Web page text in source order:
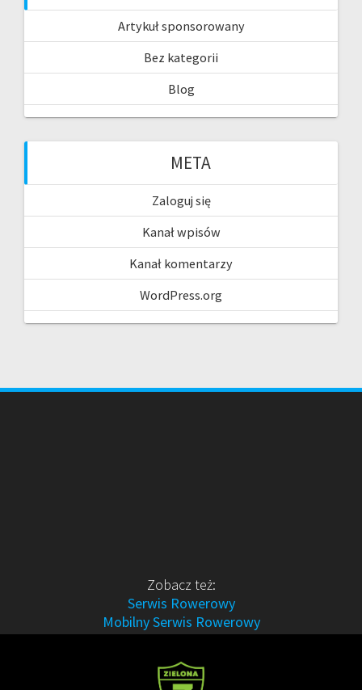
Artykuł sponsorowany
Bez kategorii
Blog
META
Zaloguj się
Kanał wpisów
Kanał komentarzy
WordPress.org
Zobacz też:
Serwis Rowerowy
Mobilny Serwis Rowerowy